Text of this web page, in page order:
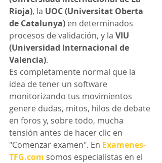
Rioja), la UOC (Universitat Oberta
de Catalunya) en determinados
procesos de validación, y la VIU
(Universidad Internacional de
Valencia).
Es completamente normal que la
idea de tener un software
monitorizando tus movimientos
genere dudas, mitos, hilos de debate
en foros y, sobre todo, mucha
tensión antes de hacer clic en
"Comenzar examen". En Examenes-
TFG.com somos especialistas en el